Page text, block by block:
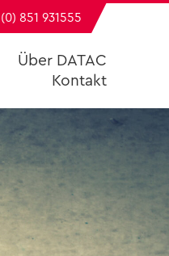
851 931555
Über DATAC
Kon­takt